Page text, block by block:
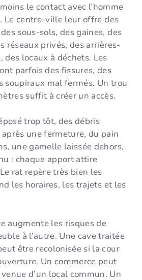
le contact avec l’homme
Le centre-ville leur offre des
sous-sols, des gaines, des
réseaux privés, des arrières-
des locaux à déchets. Les
parfois des fissures, des
soupiraux mal fermés. Un trou
suffit à créer un accès.
trop tôt, des débris
une fermeture, du pain
une gamelle laissée dehors,
: chaque apport attire
rat repère très bien les
les horaires, les trajets et les
augmente les risques de
à l’autre. Une cave traitée
être recolonisée si la cour
Un commerce peut
d’un local commun. Un